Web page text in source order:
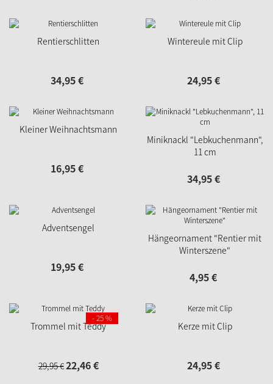
Rentierschlitten
34,95€
Wintereule mit Clip
24,95€
Kleiner Weihnachtsmann
16,95€
Miniknackl "Lebkuchenmann",
11 cm
34,95€
Adventsengel
19,95€
Hängeornament "Rentier mit
Winterszene"
4,95€
Trommel mit Teddy
29,95€22,46€
- 25 %
Kerze mit Clip
24,95€